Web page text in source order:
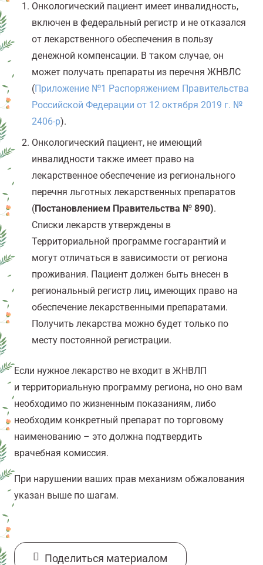
Онкологический пациент имеет инвалидность,
включен в федеральный регистр и не отказался
от лекарственного обеспечения в пользу
денежной компенсации. В таком случае, он
может получать препараты из перечня ЖНВЛС
(Приложение №1 Распоряжением Правительства
Российской Федерации от 12 октября 2019 г. №
2406-р).
Онкологический пациент, не имеющий
инвалидности также имеет право на
лекарственное обеспечение из регионального
перечня льготных лекарственных препаратов
(Постановлением Правительства № 890).
Списки лекарств утверждены в
Территориальной программе госгарантий и
могут отличаться в зависимости от региона
проживания. Пациент должен быть внесен в
региональный регистр лиц, имеющих право на
обеспечение лекарственными препаратами.
Получить лекарства можно будет только по
месту постоянной регистрации.
Если нужное лекарство не входит в ЖНВЛП
и территориальную программу региона, но оно вам
необходимо по жизненным показаниям, либо
необходим конкретный препарат по торговому
наименованию – это должна подтвердить
врачебная комиссия.
При нарушении ваших прав механизм обжалования
указан выше по шагам.
Поделиться материалом